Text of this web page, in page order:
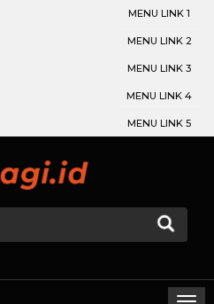
MENU LINK 1
MENU LINK 2
MENU LINK 3
MENU LINK 4
MENU LINK 5